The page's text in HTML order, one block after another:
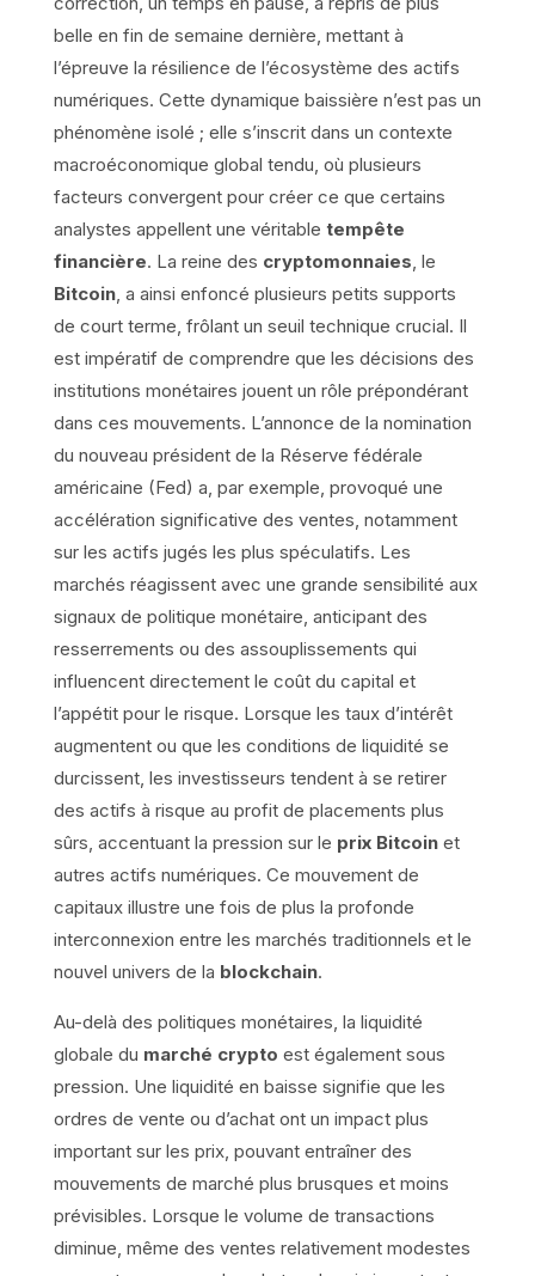
belle en fin de semaine dernière, mettant à
l’épreuve la résilience de l’écosystème des actifs
numériques. Cette dynamique baissière n’est pas un
phénomène isolé ; elle s’inscrit dans un contexte
macroéconomique global tendu, où plusieurs
facteurs convergent pour créer ce que certains
analystes appellent une véritable tempête
financière. La reine des cryptomonnaies, le
Bitcoin, a ainsi enfoncé plusieurs petits supports
de court terme, frôlant un seuil technique crucial. Il
est impératif de comprendre que les décisions des
institutions monétaires jouent un rôle prépondérant
dans ces mouvements. L’annonce de la nomination
du nouveau président de la Réserve fédérale
américaine (Fed) a, par exemple, provoqué une
accélération significative des ventes, notamment
sur les actifs jugés les plus spéculatifs. Les
marchés réagissent avec une grande sensibilité aux
signaux de politique monétaire, anticipant des
resserrements ou des assouplissements qui
influencent directement le coût du capital et
l’appétit pour le risque. Lorsque les taux d’intérêt
augmentent ou que les conditions de liquidité se
durcissent, les investisseurs tendent à se retirer
des actifs à risque au profit de placements plus
sûrs, accentuant la pression sur le prix Bitcoinet
autres actifs numériques. Ce mouvement de
capitaux illustre une fois de plus la profonde
interconnexion entre les marchés traditionnels et le
nouvel univers de la blockchain.
Au-delà des politiques monétaires, la liquidité
globale du marché crypto est également sous
pression. Une liquidité en baisse signifie que les
ordres de vente ou d’achat ont un impact plus
important sur les prix, pouvant entraîner des
mouvements de marché plus brusques et moins
prévisibles. Lorsque le volume de transactions
diminue, même des ventes relativement modestes